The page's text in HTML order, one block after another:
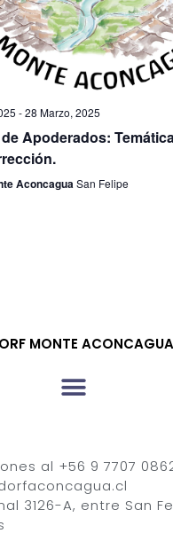
-28 Marzo, 2025
Apoderados:
AconcaguaSan Felipe
MONTE ACONCAGUA
al +56 9 7707
3126-A, entre San